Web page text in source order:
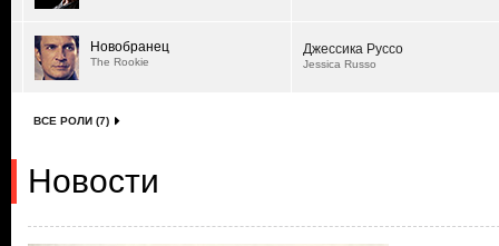
Новобранец
The Rookie
Джессика Руссо
Jessica Russo
ВСЕ РОЛИ (7)
Новости